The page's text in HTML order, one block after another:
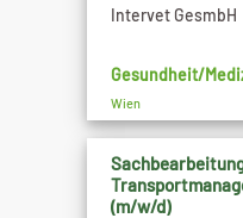
Intervet GesmbH
Gesundheit/
Wien
(m/w/d)